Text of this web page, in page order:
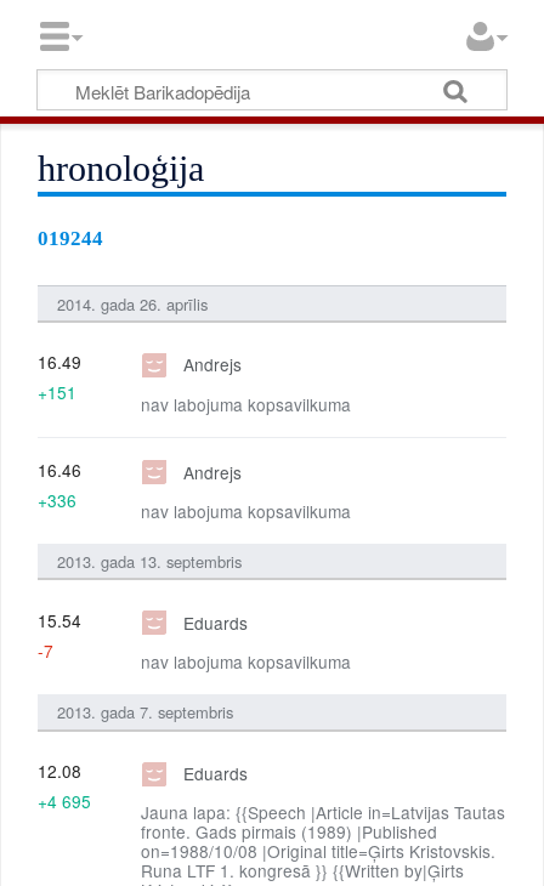
hronoloģija
019244
2014. gada 26. aprīlis
Andrejs
nav labojuma kopsavilkuma
16.49
+151
Andrejs
nav labojuma kopsavilkuma
16.46
+336
2013. gada 13. septembris
Eduards
nav labojuma kopsavilkuma
15.54
-7
2013. gada 7. septembris
Eduards
Jauna lapa: {{Speech |Article in=Latvijas Tautas
fronte. Gads pirmais (1989) |Published
on=1988/10/08 |Original title=Ģirts Kristovskis.
Runa LTF 1. kongresā }} {{Written by|Ģirts
12.08
+4 695